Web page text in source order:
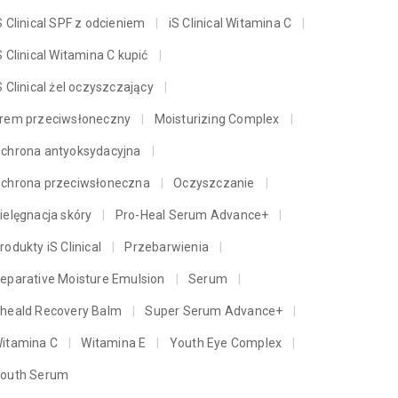
Clinical SPF z odcieniem iS Clinical Witamina C
Clinical Witamina C kupić
Clinical żel oczyszczający
przeciwsłoneczny Moisturizing Complex
antyoksydacyjna
przeciwsłoneczna Oczyszczanie
skóry Pro-Heal Serum Advance+
iS Clinical Przebarwienia
Moisture Emulsion Serum
Recovery Balm Super Serum Advance+
C Witamina E Youth Eye Complex
Serum